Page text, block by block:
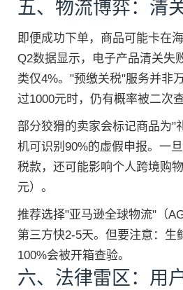
五、物流博弈：清
即便成功下单，商品可能卡在
Q2数据显示，电子产品清关失
类仅4%。"预缴关税"服务并
过1000元时，仍有概率被二次查
部分狡猾的卖家会标记商品为"
机可识别90%的虚假申报。一
税款，还可能影响个人跨境购
元）。
推荐选择"亚马逊全球物流"（
第三方快2-5天。但要注意：生
100%会被开箱查验。
六、法律雷区：用